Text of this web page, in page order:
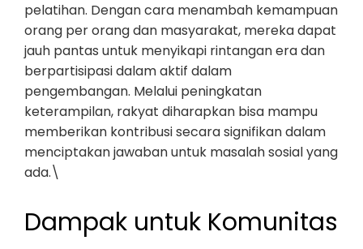
pelatihan. Dengan cara menambah kemampuan
orang per orang dan masyarakat, mereka dapat
jauh pantas untuk menyikapi rintangan era dan
berpartisipasi dalam aktif dalam
pengembangan. Melalui peningkatan
keterampilan, rakyat diharapkan bisa mampu
memberikan kontribusi secara signifikan dalam
menciptakan jawaban untuk masalah sosial yang
ada.\
Dampak untuk Komunitas